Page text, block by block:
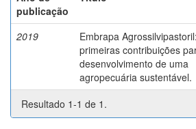
publicação
2019
Embrapa Agrossilvipastoril:
primeiras contribuições
desenvolvimento de uma
agropecuária sustentável.
Resultado 1-1 de 1.